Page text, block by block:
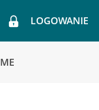
LOGOWANIE